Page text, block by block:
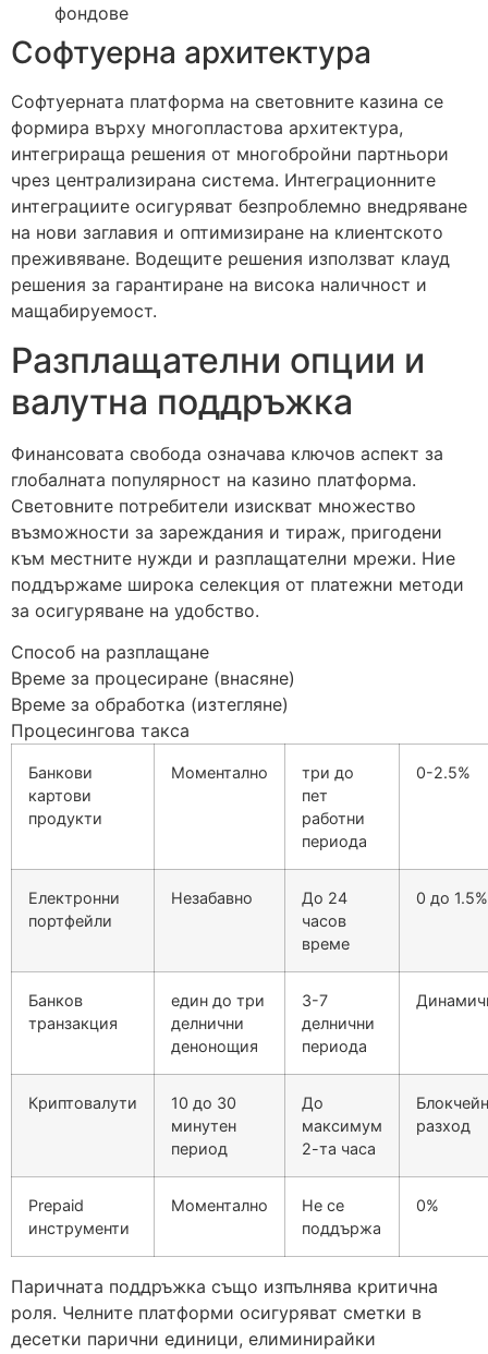
фондове
Софтуерна архитектура
Софтуерната платформа на световните казина се
формира върху многопластова архитектура,
интегрираща решения от многобройни партньори
чрез централизирана система. Интеграционните
интеграциите осигуряват безпроблемно внедряване
на нови заглавия и оптимизиране на клиентското
преживяване. Водещите решения използват клауд
решения за гарантиране на висока наличност и
мащабируемост.
Разплащателни опции и
валутна поддръжка
Финансовата свобода означава ключов аспект за
глобалната популярност на казино платформа.
Световните потребители изискват множество
възможности за зареждания и тираж, пригодени
към местните нужди и разплащателни мрежи. Ние
поддържаме широка селекция от платежни методи
за осигуряване на удобство.
Способ на разплащане
Време за процесиране (внасяне)
Време за обработка (изтегляне)
Процесингова такса
Банкови
картови
продукти
Моментално
три до
пет
работни
периода
0-2.5%
Електронни
портфейли
Незабавно
До 24
часов
време
0 до 1.5%
Банков
транзакция
един до три
делнични
денонощия
3-7
делнични
периода
Криптовалути
10 до 30
минутен
период
До
максимум
2-та часа
Блокчейн
разход
Prepaid
инструменти
Моментално
Не се
поддържа
0%
Паричната поддръжка също изпълнява критична
роля. Челните платформи осигуряват сметки в
десетки парични единици, елиминирайки